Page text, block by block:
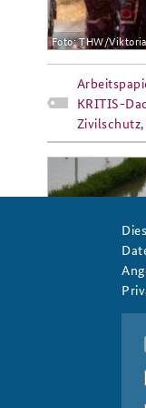
Foto: THW/
KRITIS-
Zivilschutz,
Foto: Jivee Blau/